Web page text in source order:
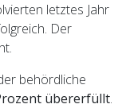
letztes Jahr
Der
behördliche
übererfüllt.